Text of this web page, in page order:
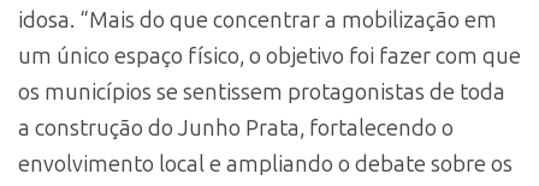
idosa. “Mais do que concentrar a mobilização em
um único espaço físico, o objetivo foi fazer com que
os municípios se sentissem protagonistas de toda
a construção do Junho Prata, fortalecendo o
envolvimento local e ampliando o debate sobre os